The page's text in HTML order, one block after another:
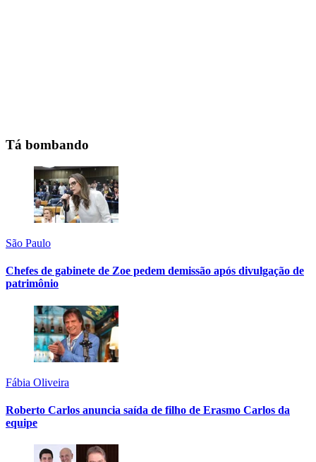
Tá bombando
São Paulo
Chefes de gabinete de Zoe pedem demissão após divulgação de
patrimônio
Fábia Oliveira
Roberto Carlos anuncia saída de filho de Erasmo Carlos da
equipe